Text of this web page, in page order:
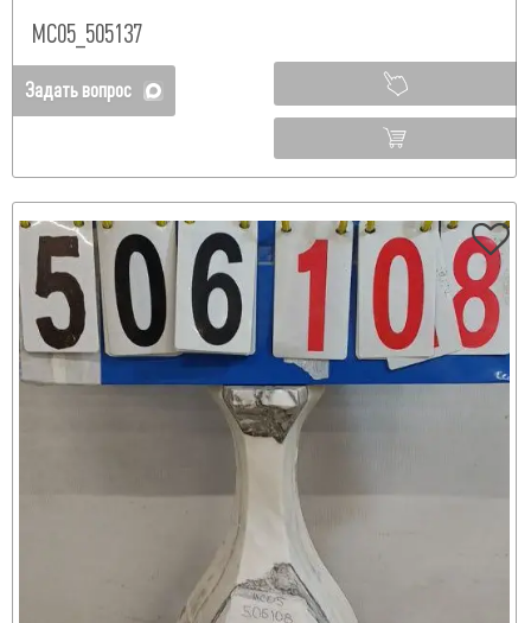
МС05_505137
Задать вопрос